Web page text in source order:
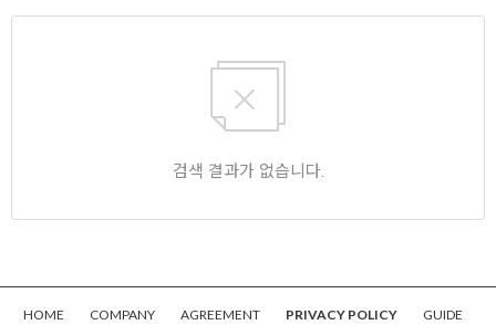
검색 결과가 없습니다.
HOME COMPANY AGREEMENT PRIVACY POLICY
GUIDE